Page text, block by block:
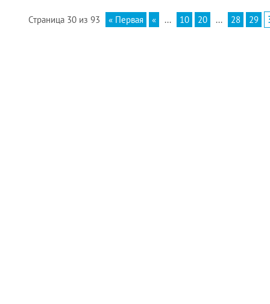
Страница 30 из 93 « Первая « ... 10 20 ... 28 29